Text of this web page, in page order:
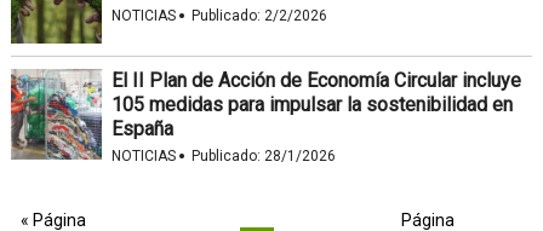
NOTICIAS · Publicado: 2/2/2026
El II Plan de Acción de Economía Circular incluye
105 medidas para impulsar la sostenibilidad en
España
NOTICIAS · Publicado: 28/1/2026
« Página
Página